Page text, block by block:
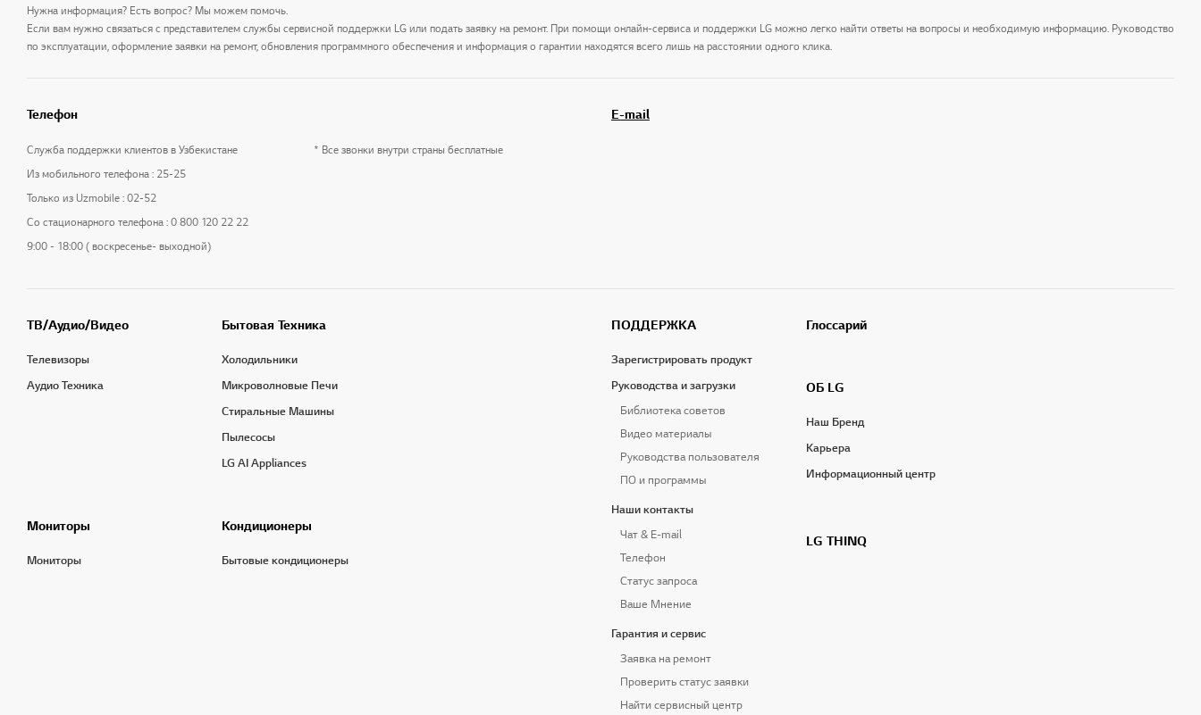
Нужна информация? Есть вопрос? Мы можем помочь.
Если вам нужно связаться с представителем службы сервисной поддержки LG или подать заявку на ремонт. При помощи онлайн-сервиса и поддержки LG можно легко найти ответы на вопросы и необходимую информацию. Руководство
по эксплуатации, оформление заявки на ремонт, обновления программного обеспечения и информация о гарантии находятся всего лишь на расстоянии одного клика.
Телефон
Служба поддержки клиентов в Узбекистане
Из мобильного телефона : 25-25
Только из Uzmobile : 02-52
Со стационарного телефона : 0 800 120 22 22
9:00 - 18:00 ( воскресенье- выходной)
* Все звонки внутри страны бесплатные
E-mail
ТВ/Аудио/Видео
Телевизоры
Аудио Техника
Бытовая Техника
Холодильники
Микроволновые Печи
Стиральные Машины
Пылесосы
LG AI Appliances
Мониторы
Мониторы
Кондиционеры
Бытовые кондиционеры
ПОДДЕРЖКА
Зарегистрировать продукт
Руководства и загрузки
Библиотека советов
Видео материалы
Руководства пользователя
ПО и программы
Наши контакты
Чат & E-mail
Телефон
Статус запроса
Ваше Мнение
Гарантия и сервис
Заявка на ремонт
Проверить статус заявки
Найти сервисный центр
Глоссарий
ОБ LG
Наш Бренд
Карьера
Информационный центр
LG THINQ